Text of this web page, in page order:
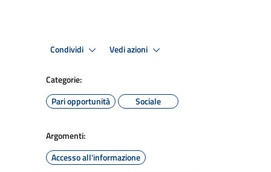
Condividi Vedi azioni
Categorie:
Pari opportunità
Sociale
Argomenti:
Accesso all'informazione